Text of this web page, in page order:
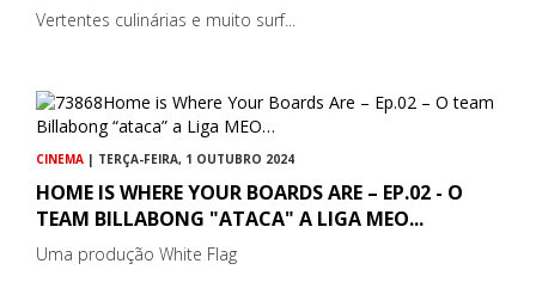
Vertentes culinárias e muito surf...
CINEMA | TERÇA-FEIRA, 1 OUTUBRO 2024
HOME IS WHERE YOUR BOARDS ARE – EP.02 - O
TEAM BILLABONG "ATACA" A LIGA MEO...
Uma produção White Flag